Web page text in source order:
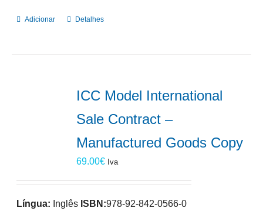
Adicionar Detalhes
ICC Model International
Sale Contract –
Manufactured Goods Copy
69.00€ Iva
Língua: Inglês ISBN:978-92-842-0566-0